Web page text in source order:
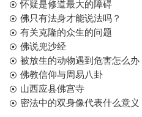
怀疑是修道最大的障碍
佛只有法身才能说法吗？
有关克隆的众生的问题
佛说兜沙经
被放生的动物遇到危害怎么办
佛教信仰与周易八卦
山西应县佛宫寺
密法中的双身像代表什么意义